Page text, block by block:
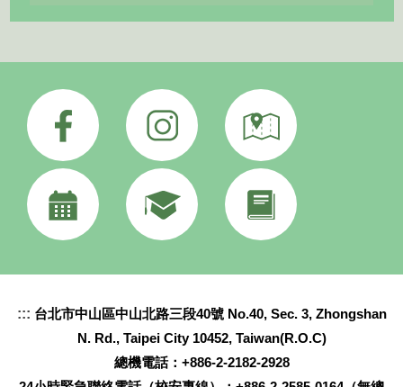
::: 台北市中山區中山北路三段40號 No.40, Sec. 3, Zhongshan
N. Rd., Taipei City 10452, Taiwan(R.O.C)
總機電話：+886-2-2182-2928